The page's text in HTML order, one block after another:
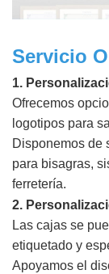
Servicio
1.
Ofrecemos
logotipos para
Disponemos de
para bisagras,
ferretería.
2.
Las cajas se
etiquetado y
Apoyamos el